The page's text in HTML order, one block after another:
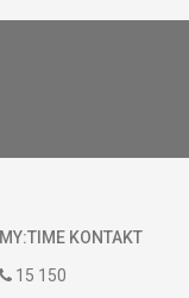
MY:TIME KONTAKT
15 150